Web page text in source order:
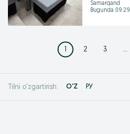
Samarqand
Bugunda 09:29
1 2 3 ...
Tilni o'zgartirish: O'Z РУ